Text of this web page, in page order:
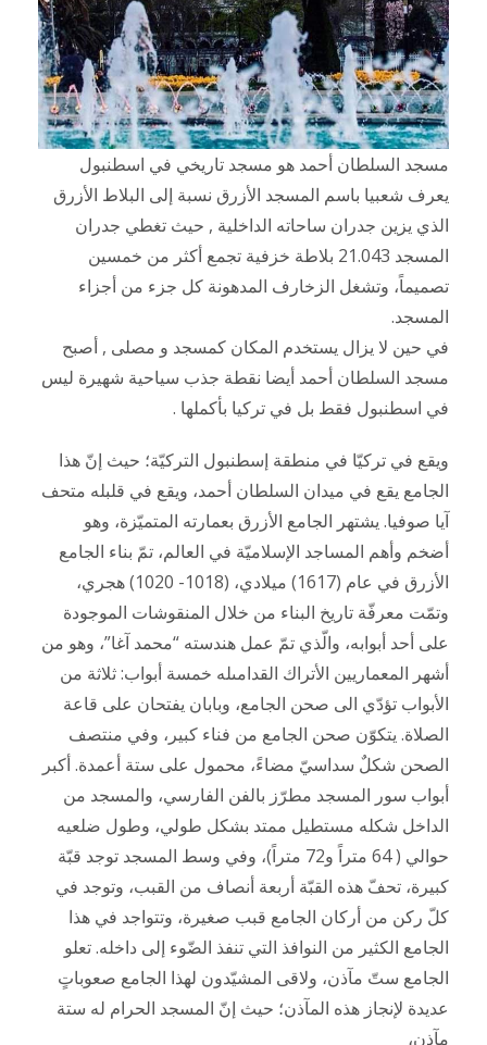
مسجد السلطان أحمد هو مسجد تاريخي في اسطنبول
يعرف شعبيا باسم المسجد الأزرق نسبة إلى البلاط الأزرق
الذي يزين جدران ساحاته الداخلية , حيث تغطي جدران
المسجد 21.043 بلاطة خزفية تجمع أكثر من خمسين
تصميماً، وتشغل الزخارف المدهونة كل جزء من أجزاء
المسجد.
في حين لا يزال يستخدم المكان كمسجد و مصلى , أصبح
مسجد السلطان أحمد أيضا نقطة جذب سياحية شهيرة ليس
في اسطنبول فقط بل في تركيا بأكملها .
ويقع في تركيّا في منطقة إسطنبول التركيّة؛ حيث إنّ هذا
الجامع يقع في ميدان السلطان أحمد، ويقع في قلبله متحف
آيا صوفيا. يشتهر الجامع الأزرق بعمارته المتميّزة، وهو
أضخم وأهم المساجد الإسلاميّة في العالم، تمّ بناء الجامع
الأزرق في عام (1617) ميلادي، (1018- 1020) هجري،
وتمّت معرفّة تاريخ البناء من خلال المنقوشات الموجودة
على أحد أبوابه، والّذي تمّ عمل هندسته “محمد آغا”، وهو من
أشهر المعماريين الأتراك القدامىله خمسة أبواب: ثلاثة من
الأبواب تؤدّي الى صحن الجامع، وبابان يفتحان على قاعة
الصلاة. يتكوّن صحن الجامع من فناء كبير، وفي منتصف
الصحن شكلٌ سداسيّ مضاءً، محمول على ستة أعمدة. أكبر
أبواب سور المسجد مطرّز بالفن الفارسي، والمسجد من
الداخل شكله مستطيل ممتد بشكل طولي، وطول ضلعيه
حوالي ( 64 متراً و72 متراً)، وفي وسط المسجد توجد قبّة
كبيرة، تحفّ هذه القبّة أربعة أنصاف من القبب، وتوجد في
كلّ ركن من أركان الجامع قبب صغيرة، وتتواجد في هذا
الجامع الكثير من النوافذ التي تنفذ الضّوء إلى داخله. تعلو
الجامع ستّ مآذن، ولاقى المشيّدون لهذا الجامع صعوباتٍ
عديدة لإنجاز هذه المآذن؛ حيث إنّ المسجد الحرام له ستة
مآذن،